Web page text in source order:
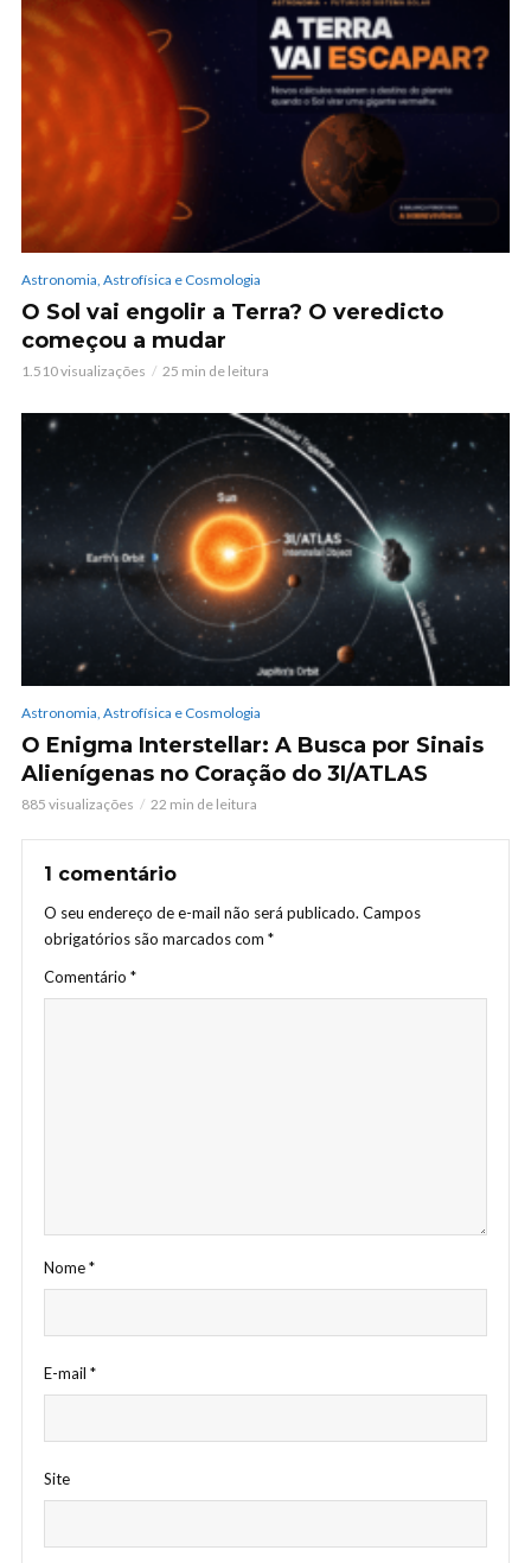
Astronomia, Astrofísica e Cosmologia
O Sol vai engolir a Terra? O veredicto
começou a mudar
1.510 visualizações 25 min de leitura
Astronomia, Astrofísica e Cosmologia
O Enigma Interstellar: A Busca por Sinais
Alienígenas no Coração do 3I/ATLAS
885 visualizações 22 min de leitura
1 comentário
O seu endereço de e-mail não será publicado. Campos
obrigatórios são marcados com *
Comentário *
Nome*
E-mail *
Site